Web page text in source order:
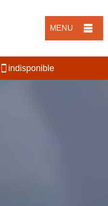
MENU
indisponible